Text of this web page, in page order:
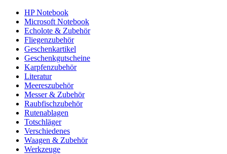
HP Notebook
Microsoft Notebook
Echolote & Zubehör
Fliegenzubehör
Geschenkartikel
Geschenkgutscheine
Karpfenzubehör
Literatur
Meereszubehör
Messer & Zubehör
Raubfischzubehör
Rutenablagen
Totschläger
Verschiedenes
Waagen & Zubehör
Werkzeuge